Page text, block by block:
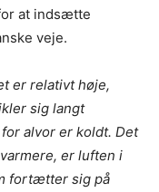
at indsætte
veje.
er relativt høje,
sig langt
alvor er koldt. Det
er luften i
fortætter sig på